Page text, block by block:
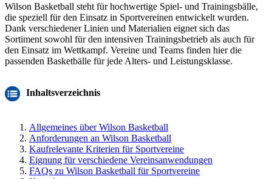
Wilson Basketball steht für hochwertige Spiel- und Trainingsbälle,
die speziell für den Einsatz in Sportvereinen entwickelt wurden.
Dank verschiedener Linien und Materialien eignet sich das
Sortiment sowohl für den intensiven Trainingsbetrieb als auch für
den Einsatz im Wettkampf. Vereine und Teams finden hier die
passenden Basketbälle für jede Alters- und Leistungsklasse.
Inhaltsverzeichnis
Allgemeines über Wilson Basketball
Anforderungen an Wilson Basketball
Kaufrelevante Kriterien für Sportvereine
Eignung für verschiedene Vereinsanwendungen
FAQs zu Wilson Basketball für Sportvereine